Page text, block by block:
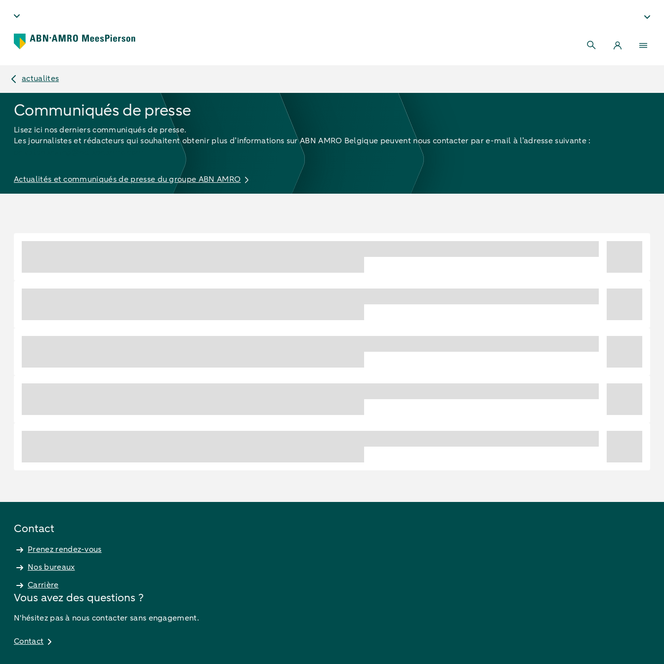
actualites
Communiqués de presse
Lisez ici nos derniers communiqués de presse.
Les journalistes et rédacteurs qui souhaitent obtenir plus d’informations sur ABN AMRO Belgique peuvent nous contacter par e-mail à l’adresse suivante :
Actualités et communiqués de presse du groupe ABN AMRO
Contact
Prenez rendez-vous
Nos bureaux
Carrière
Vous avez des questions ?
N'hésitez pas à nous contacter sans engagement.
Contact